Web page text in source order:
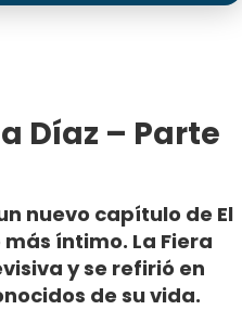
Díaz – Parte
nuevo capítulo de El
íntimo. La Fiera
y se refirió en
de su vida.